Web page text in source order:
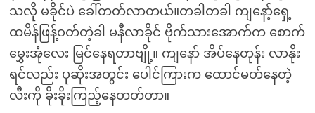
သလို မခိုင်ပဲ ခေါ်တတ်လာတယ်။တခါတခါ ကျနော့်ရှေ့
ထမိန်ဖြန့်ဝတ်တဲ့ခါ မနီလာခိုင် ဗိုက်သားအောက်က စောက်
မွှေးအုံလေး မြင်နေရတာဗျို့။ ကျနော် အိပ်နေတုန်း လာနိုး
ရင်လည်း ပုဆိုးအတွင်း ပေါင်ကြားက ထောင်မတ်နေတဲ့
လီးကို ခိုးခိုးကြည့်နေတတ်တာ။